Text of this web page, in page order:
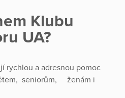
Klubu
UA?
rychlou a adresnou pomoc
seniorům, ženám i